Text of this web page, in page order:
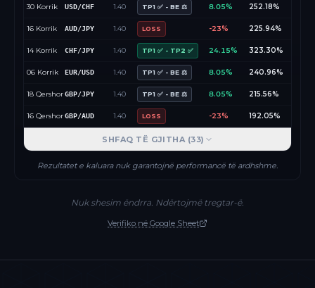
30 Korrik USD/CHF 1.40 TP1 ✅ - BE ⚖️ 8.05% 252.18%
16 Korrik AUD/JPY 1.40 LOSS -23% 225.94%
14 Korrik CHF/JPY 1.40 TP1 ✅ - TP2 ✅ 24.15% 323.30%
06 Korrik EUR/USD 1.40 TP1 ✅ - BE ⚖️ 8.05% 240.96%
18 QershorGBP/JPY 1.40 TP1 ✅ - BE ⚖️ 8.05% 215.56%
16 QershorGBP/AUD 1.40 LOSS -23% 192.05%
SHFAQ TË GJITHA (33)
Rezultatet e kaluara nuk garantojnë performancë të ardhshme.
Nuk shesim ëndrra. Ndërtojmë tregtar-ë.
Verifiko në Google Sheet